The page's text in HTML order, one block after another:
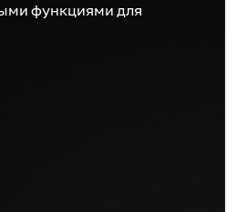
функциями для